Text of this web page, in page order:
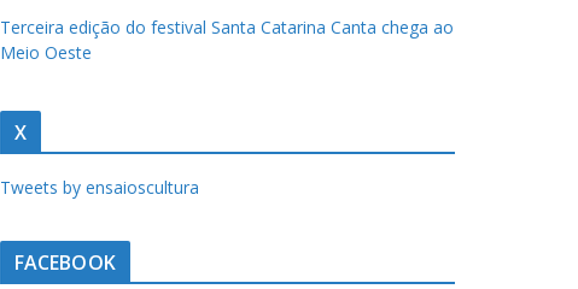
Terceira edição do festival Santa Catarina Canta chega ao
Meio Oeste
X
Tweets by ensaioscultura
FACEBOOK